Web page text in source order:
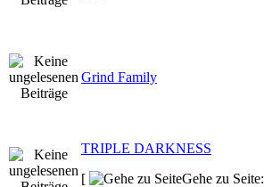
Grind Family
TRIPLE DARKNESS
[
Gehe zu Seite: